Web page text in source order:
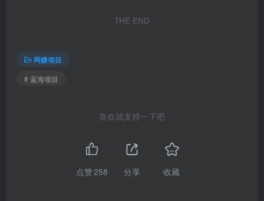
THE END
网赚项目
# 蓝海项目
喜欢就支持一下吧
点赞258 分享 收藏